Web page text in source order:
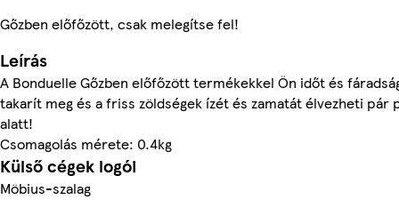
Gőzben előfőzött, csak melegítse fel!
Leírás
A Bonduelle Gőzben előfőzött termékekkel Ön időt és
takarít meg és a friss zöldségek ízét és zamatát élvezheti pár
alatt!
Csomagolás mérete: 0.4kg
Külső cégek logói
Möbius-szalag